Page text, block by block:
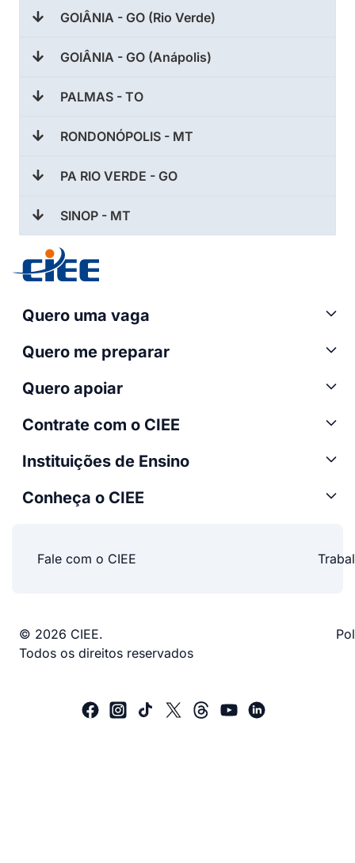
GOIÂNIA - GO (Rio Verde)
GOIÂNIA - GO (Anápolis)
PALMAS - TO
RONDONÓPOLIS - MT
PA RIO VERDE - GO
SINOP - MT
Quero uma vaga
Quero me preparar
Quero apoiar
Contrate com o CIEE
Instituições de Ensino
Conheça o CIEE
Fale com o CIEE
© 2026 CIEE.
Todos os direitos reservados